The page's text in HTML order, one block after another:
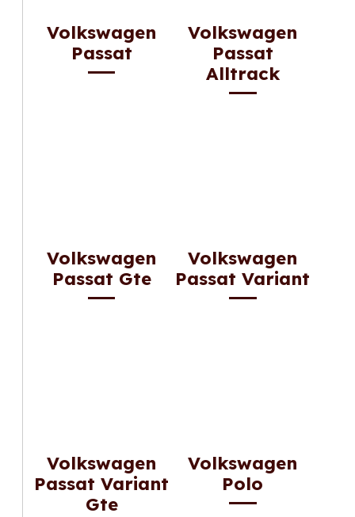
Volkswagen
Passat
Volkswagen
Passat
Alltrack
Volkswagen
Passat Gte
Volkswagen
Passat Variant
Volkswagen
Passat Variant
Gte
Volkswagen
Polo